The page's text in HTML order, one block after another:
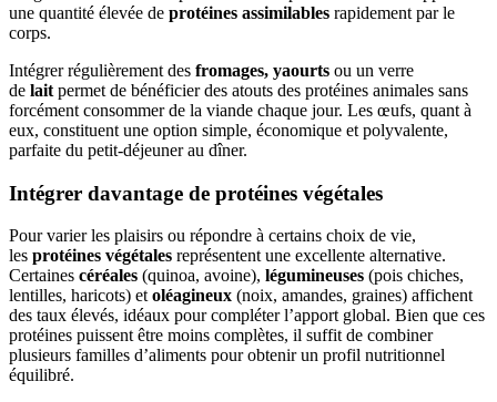
une quantité élevée de protéines assimilables rapidement par le
corps.
Intégrer régulièrement des fromages, yaourts ou un verre
de lait permet de bénéficier des atouts des protéines animales sans
forcément consommer de la viande chaque jour. Les œufs, quant à
eux, constituent une option simple, économique et polyvalente,
parfaite du petit-déjeuner au dîner.
Intégrer davantage de protéines végétales
Pour varier les plaisirs ou répondre à certains choix de vie,
les protéines végétales représentent une excellente alternative.
Certaines céréales (quinoa, avoine), légumineuses (pois chiches,
lentilles, haricots) et oléagineux (noix, amandes, graines) affichent
des taux élevés, idéaux pour compléter l’apport global. Bien que ces
protéines puissent être moins complètes, il suffit de combiner
plusieurs familles d’aliments pour obtenir un profil nutritionnel
équilibré.